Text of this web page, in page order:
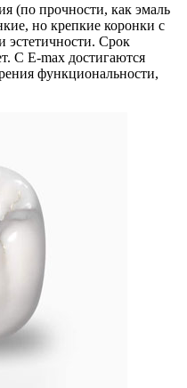
(по прочности, как эмаль
но крепкие коронки с
эстетичности. Срок
С E-max достигаются
функциональности,